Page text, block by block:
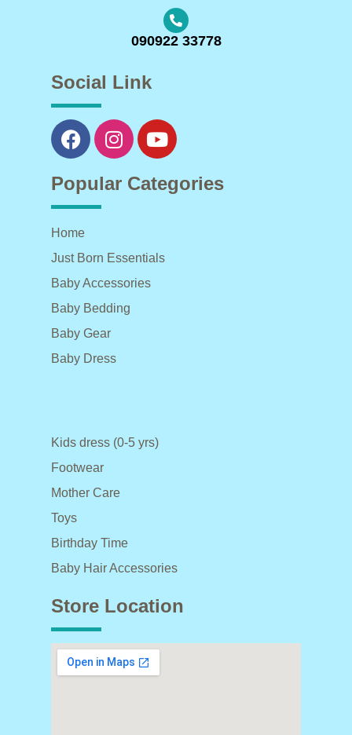
090922 33778
Social Link
Popular Categories
Home
Just Born Essentials
Baby Accessories
Baby Bedding
Baby Gear
Baby Dress
Kids dress (0-5 yrs)
Footwear
Mother Care
Toys
Birthday Time
Baby Hair Accessories
Store Location